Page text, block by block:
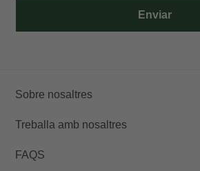
Enviar
Sobre nosaltres
Treballa amb nosaltres
FAQS